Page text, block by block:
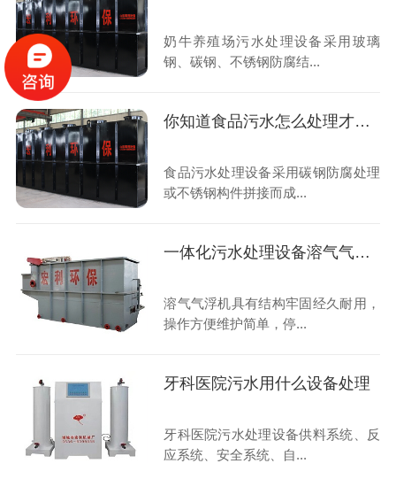
奶牛养殖场污水处理设备采用玻璃
钢、碳钢、不锈钢防腐结...
你知道食品污水怎么处理才能达标排放？
食品污水处理设备采用碳钢防腐处理
或不锈钢构件拼接而成...
一体化污水处理设备溶气气浮机的工业原理
溶气气浮机具有结构牢固经久耐用，
操作方便维护简单，停...
牙科医院污水用什么设备处理
牙科医院污水处理设备供料系统、反
应系统、安全系统、自...